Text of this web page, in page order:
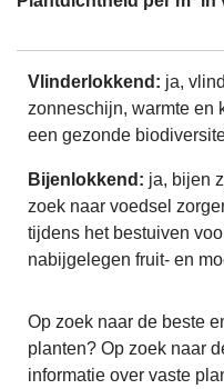
Vlinderlokkend: ja,
zonneschijn, warmte en
een gezonde
Bijenlokkend: ja, bijen
zoek naar voedsel
tijdens het bestuiven
nabijgelegen fruit- en
Op zoek naar de beste
planten? Op zoek naar
informatie over vaste